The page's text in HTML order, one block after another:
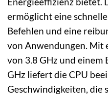
ermöglicht eine
Befehlen und eine
von Anwendungen. Mit
von 3.8 GHz und einem
GHz liefert die CPU
Geschwindigkeiten, die